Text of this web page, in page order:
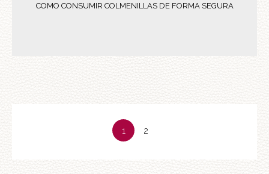
COMO CONSUMIR COLMENILLAS DE FORMA SEGURA
1 2